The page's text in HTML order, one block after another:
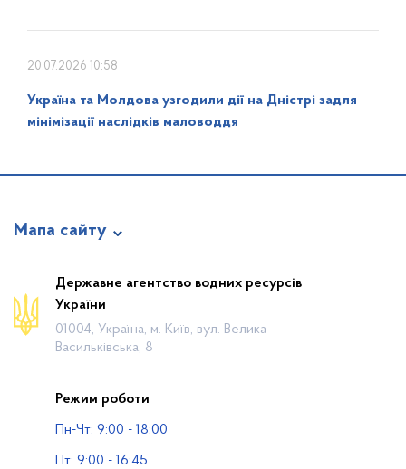
20.07.2026 10:58
Україна та Молдова узгодили дії на Дністрі задля
мінімізації наслідків маловоддя
Мапа сайту
Про відомство
Діяльність
Громадянам
Публічна інформація
Водогосподарські організації
Державне агентство водних ресурсів
України
01004, Україна, м. Київ, вул. Велика
Васильківська, 8
Режим роботи
Пн-Чт: 9:00 - 18:00
Пт: 9:00 - 16:45